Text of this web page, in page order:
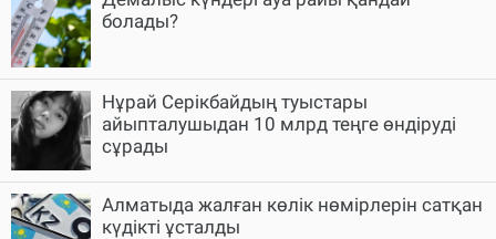
болады?
Нұрай Серікбайдың туыстары
айыпталушыдан 10 млрд теңге өндіруді
сұрады
Алматыда жалған көлік нөмірлерін сатқан
күдікті ұсталды